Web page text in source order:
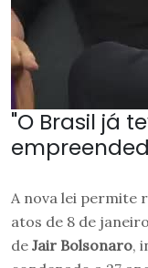
"O Brasil já
A nova lei permite
atos de 8 de
de Jair Bolsonaro,